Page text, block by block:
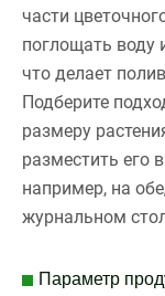
части
поглощать воду
что делает
Подберите
размеру
разместить его
например, на
журнальном
Параметр